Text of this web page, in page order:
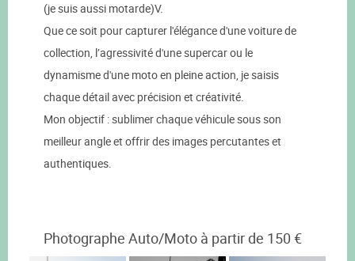
(je suis aussi motarde)V.
Que ce soit pour capturer l'élégance d'une voiture de
collection, l’agressivité d'une supercar ou le
dynamisme d'une moto en pleine action, je saisis
chaque détail avec précision et créativité.
Mon objectif : sublimer chaque véhicule sous son
meilleur angle et offrir des images percutantes et
authentiques.
Photographe Auto/Moto à partir de 150 €